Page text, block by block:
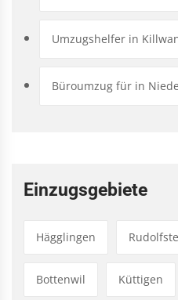
Umzugshelfer in
Büroumzug für in
Einzugsgebiete
Hägglingen
Bottenwil Küttigen